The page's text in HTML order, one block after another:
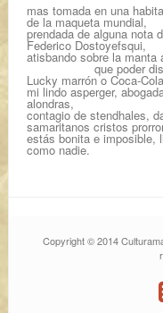
mas tomada en una
de la maqueta mundial,
prendada de alguna nota
Federico Dostoyefsqui,
atisbando sobre la manta
que poder
Lucky marrón o Coca-
mi lindo asperger,
alondras,
contagio de stendhales,
samaritanos cristos
estás bonita e imposible,
como nadie.
Copyright © 2014